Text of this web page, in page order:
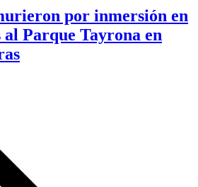
por inmersión en
al Parque Tayrona en